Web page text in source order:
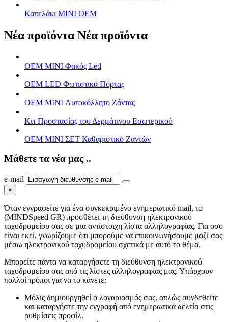
Καπελάκι MINI OEM
Νέα προϊόντα Νέα προϊόντα
OEM MINI Φακός Led
OEM LED Φωτιστικά Πόρτας
OEM MINI Αυτοκόλλητο Ζάντας
Κιτ Προστασίας του Δερμάτινου Εσωτερικού
OEM MINI ΣΕΤ Καθαριστικό Ζαντών
Μάθετε τα νέα μας ..
e-mail
×
Όταν εγγραφείτε για ένα συγκεκριμένο ενημερωτικό mail, το
(MINDSpeed GR) προσθέτει τη διεύθυνση ηλεκτρονικού
ταχυδρομείου σας σε μια αντίστοιχη λίστα αλληλογραφίας. Για οσο
είναι εκεί, γνωρίζουμε ότι μπορούμε να επικοινωνήσουμε μαζί σας
μέσω ηλεκτρονικού ταχυδρομείου σχετικά με αυτό το θέμα.
Μπορείτε πάντα να καταργήσετε τη διεύθυνση ηλεκτρονικού
ταχυδρομείου σας από τις λίστες αλληλογραφίας μας. Υπάρχουν
πολλοί τρόποι για να το κάνετε:
Μόλις δημιουργηθεί ο λογαριασμός σας, απλώς συνδεθείτε
και καταργήστε την εγγραφή από ενημερωτικά δελτία στις
ρυθμίσεις προφίλ.